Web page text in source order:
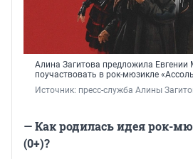
Алина Загитова предложила Евгении
поучаствовать в рок-мюзикле
Источник: пресс-служба Алины
— Как родилась идея рок-
(0+)?